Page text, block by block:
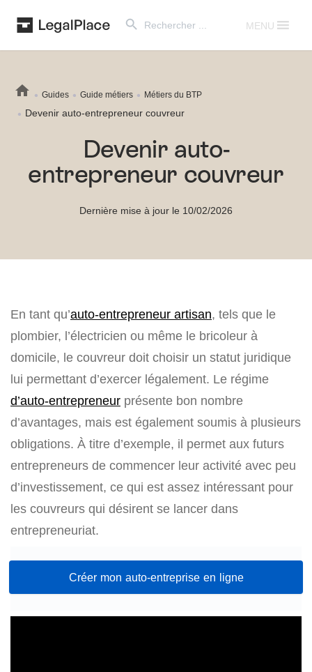
for:
MENU
Guides Guide métiers Métiers du BTP
Devenir auto-entrepreneur couvreur
Devenir auto-
entrepreneur couvreur
Dernière mise à jour le 10/02/2026
En tant qu’auto-entrepreneur artisan, tels que le
plombier, l’électricien ou même le bricoleur à
domicile, le couvreur doit choisir un statut juridique
lui permettant d’exercer légalement. Le régime
d’auto-entrepreneur présente bon nombre
d’avantages, mais est également soumis à plusieurs
obligations. À titre d’exemple, il permet aux futurs
entrepreneurs de commencer leur activité avec peu
d’investissement, ce qui est assez intéressant pour
les couvreurs qui désirent se lancer dans
entrepreneuriat.
Créer mon auto-entreprise en ligne